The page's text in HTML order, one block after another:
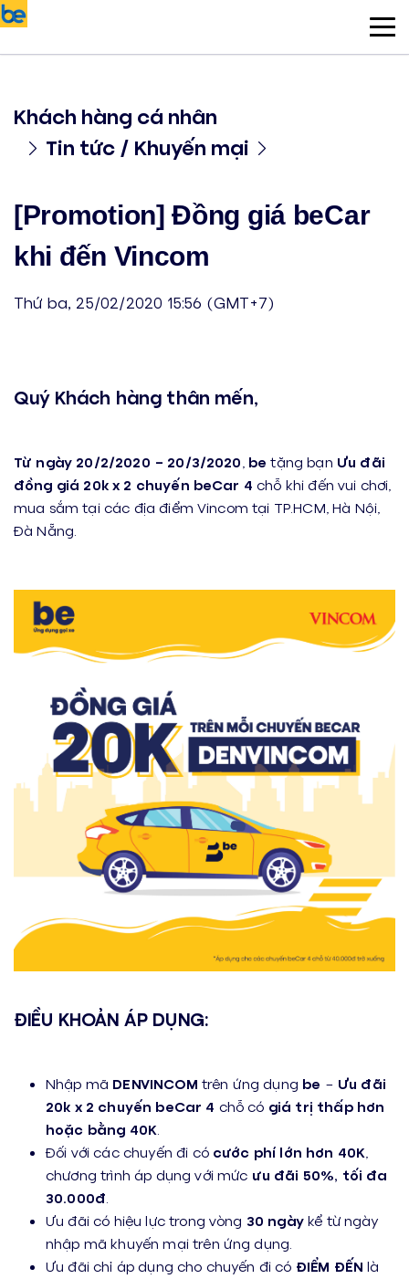
Khách hàng cá nhân
Tin tức / Khuyến mại
[Promotion] Đồng giá beCar
khi đến Vincom
Thứ ba, 25/02/2020 15:56 (GMT+7)
Quý Khách hàng thân mến,
Từ ngày 20/2/2020 – 20/3/2020 be tặng bạn Ưu đãi
đồng giá 20k x 2 chuyến beCar 4chỗ khi đến vui chơi,
mua sắm tại các địa điểm Vincom tại TP.HCM, Hà Nội,
Đà Nẵng.
ĐIỀU KHOẢN ÁP DỤNG:
Nhập mã DENVINCOM trên ứng dụng be – Ưu đãi
20k x 2 chuyến beCar 4 chỗ có giá trị thấp hơn
hoặc bằng 40K
Đối với các chuyến đi có cước phí lớn hơn 40K
chương trình áp dụng với mức ưu đãi 50%, tối đa
30.000đ
Ưu đãi có hiệu lực trong vòng 30 ngàykể từ ngày
nhập mã khuyến mại trên ứng dụng.
Ưu đãi chỉ áp dụng cho chuyến đi có ĐIỂM ĐẾN là